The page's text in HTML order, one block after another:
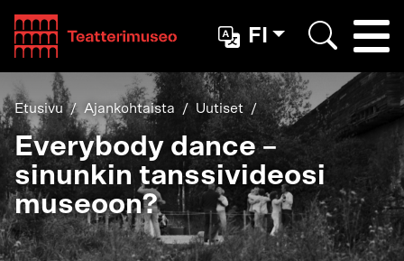
Teatterimuseo
FI
Etusivu Ajankohtaista Uutiset
Everybody dance –
sinunkin tanssivideosi
museoon?